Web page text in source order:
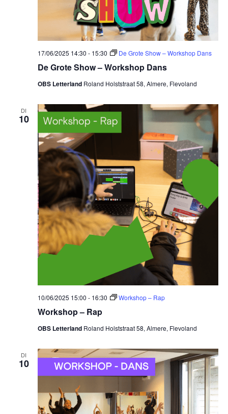
De Grote Show – Workshop Dans
17/06/2025 14:30 - 15:30 De Grote Show – Workshop Dans
OBS Letterland Roland Holststraat 58, Almere, Flevoland
DI
10
Workshop – Rap
10/06/2025 15:00 - 16:30 Workshop – Rap
OBS Letterland Roland Holststraat 58, Almere, Flevoland
DI
10